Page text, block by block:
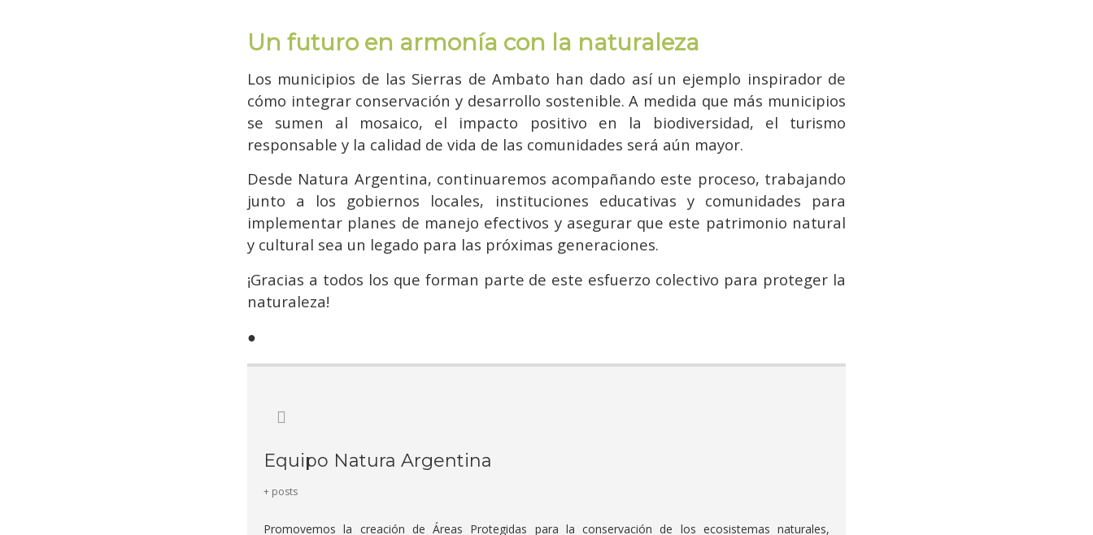
Un futuro en armonía con la naturaleza
Los municipios de las Sierras de Ambato han dado así un ejemplo inspirador de
cómo integrar conservación y desarrollo sostenible. A medida que más municipios
se sumen al mosaico, el impacto positivo en la biodiversidad, el turismo
responsable y la calidad de vida de las comunidades será aún mayor.
Desde Natura Argentina, continuaremos acompañando este proceso, trabajando
junto a los gobiernos locales, instituciones educativas y comunidades para
implementar planes de manejo efectivos y asegurar que este patrimonio natural
y cultural sea un legado para las próximas generaciones.
¡Gracias a todos los que forman parte de este esfuerzo colectivo para proteger la
naturaleza!
●
Equipo Natura Argentina
+ posts
Promovemos la creación de Áreas Protegidas para la conservación de los ecosistemas naturales,